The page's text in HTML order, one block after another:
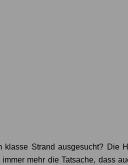
Strand ausgesucht? Die
mehr die Tatsache, dass